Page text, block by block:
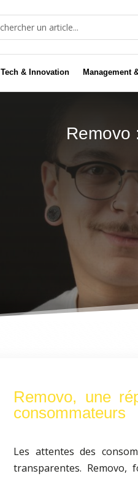
Tech & Innovation Management
Removo
Removo, une
consommateurs
Les attentes des
transparentes. Removo,